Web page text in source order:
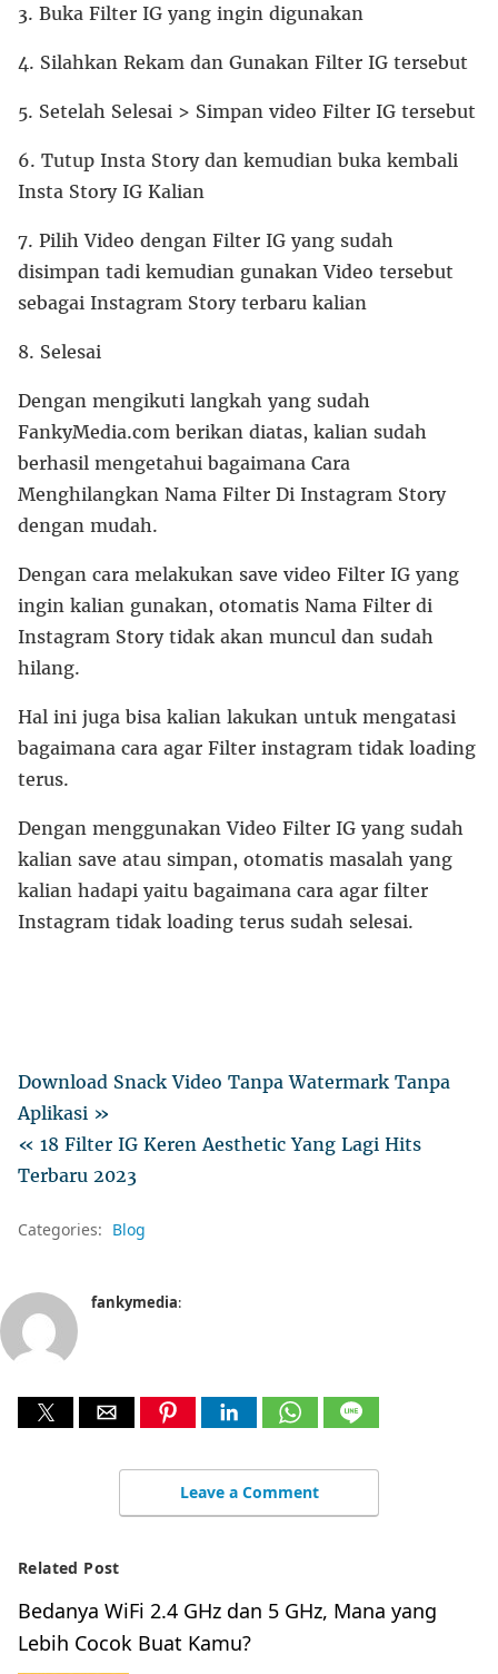
3. Buka Filter IG yang ingin digunakan
4. Silahkan Rekam dan Gunakan Filter IG tersebut
5. Setelah Selesai > Simpan video Filter IG tersebut
6. Tutup Insta Story dan kemudian buka kembali
Insta Story IG Kalian
7. Pilih Video dengan Filter IG yang sudah
disimpan tadi kemudian gunakan Video tersebut
sebagai Instagram Story terbaru kalian
8. Selesai
Dengan mengikuti langkah yang sudah
FankyMedia.com berikan diatas, kalian sudah
berhasil mengetahui bagaimana Cara
Menghilangkan Nama Filter Di Instagram Story
dengan mudah.
Dengan cara melakukan save video Filter IG yang
ingin kalian gunakan, otomatis Nama Filter di
Instagram Story tidak akan muncul dan sudah
hilang.
Hal ini juga bisa kalian lakukan untuk mengatasi
bagaimana cara agar Filter instagram tidak loading
terus.
Dengan menggunakan Video Filter IG yang sudah
kalian save atau simpan, otomatis masalah yang
kalian hadapi yaitu bagaimana cara agar filter
Instagram tidak loading terus sudah selesai.
Download Snack Video Tanpa Watermark Tanpa
Aplikasi »
« 18 Filter IG Keren Aesthetic Yang Lagi Hits
Terbaru 2023
Categories: Blog
fankymedia:
Leave a Comment
Related Post
Bedanya WiFi 2.4 GHz dan 5 GHz, Mana yang
Lebih Cocok Buat Kamu?